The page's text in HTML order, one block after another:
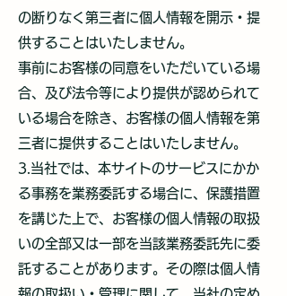
の断りなく第三者に個人情報を開示・提
供することはいたしません。
事前にお客様の同意をいただいている場
合、及び法令等により提供が認められて
いる場合を除き、お客様の個人情報を第
三者に提供することはいたしません。
3.当社では、本サイトのサービスにかか
る事務を業務委託する場合に、保護措置
を講じた上で、お客様の個人情報の取扱
いの全部又は一部を当該業務委託先に委
託することがあります。その際は個人情